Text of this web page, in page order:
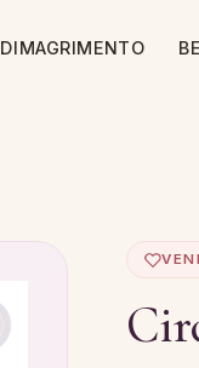
DIMAGRIMENTO